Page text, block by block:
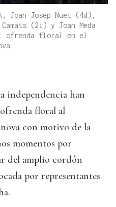
Joan Josep Nuet (4d),
(2i) y Joan Meda
ofrenda floral en el
independencia han
floral al
con motivo de la
momentos por
del amplio cordón
por representantes